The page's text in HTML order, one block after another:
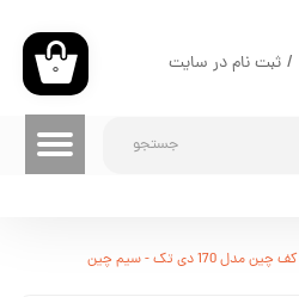
جستجو
۰ / ثبت نام در سایت
کف چین مدل 170 دی تک - سیم چین